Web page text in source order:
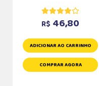
R$ 46,80
ADICIONAR AO CARRINHO
COMPRAR AGORA